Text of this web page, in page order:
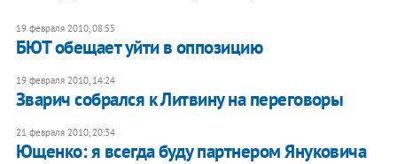
19 февраля 2010, 08:55
БЮТ обещает уйти в оппозицию
19 февраля 2010, 14:24
Зварич собрался к Литвину на переговоры
21 февраля 2010, 20:34
Ющенко: я всегда буду партнером Януковича